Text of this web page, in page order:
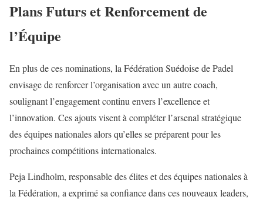
Plans Futurs et Renforcement de
l’Équipe
En plus de ces nominations, la Fédération Suédoise de Padel
envisage de renforcer l’organisation avec un autre coach,
soulignant l’engagement continu envers l’excellence et
l’innovation. Ces ajouts visent à compléter l’arsenal stratégique
des équipes nationales alors qu’elles se préparent pour les
prochaines compétitions internationales.
Peja Lindholm, responsable des élites et des équipes nationales à
la Fédération, a exprimé sa confiance dans ces nouveaux leaders,